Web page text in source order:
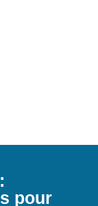
pour